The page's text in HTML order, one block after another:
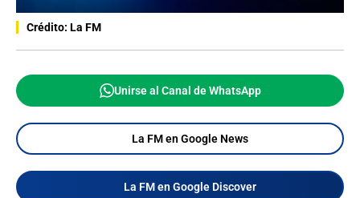
Crédito: La FM
Unirse al Canal de WhatsApp
La FM en Google News
La FM en Google Discover